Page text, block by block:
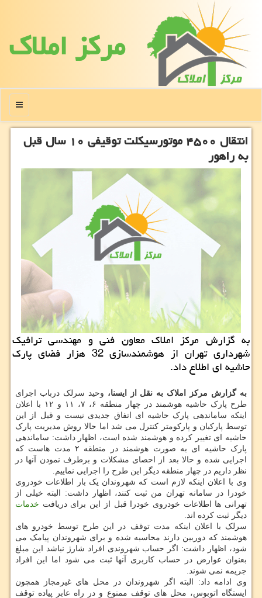
مركز املاك
منو
انتقال ۴۵۰۰ موتورسیكلت توقیفی ۱۰ سال قبل
به راهور
به گزارش مركز املاك معاون فنی و مهندسی ترافیك
شهرداری تهران از هوشمندسازی 32 هزار فضای پارك
حاشیه ای اطلاع داد.
به گزارش مرکز املاک به نقل از ایسنا، وحید سرلک درباب اجرای
طرح پارک حاشیه هوشمند در چهار منطقه ۶، ۷، ۱۱ و ۱۲ با اعلان
اینکه ساماندهی پارک حاشیه ای اتفاق جدیدی نیست و قبل از این
توسط پارکبان و پارکومتر کنترل می شد اما حالا روش مدیریت پارک
حاشیه ای تغییر کرده و هوشمند شده است، اظهار داشت: ساماندهی
پارک حاشیه ای به صورت هوشمند در منطقه ۲ مدت هاست که
اجرایی شده و حالا بعد از احصای مشکلات و برطرف نمودن آنها در
نظر داریم در چهار منطقه دیگر این طرح را اجرایی نماییم.
وی با اعلان اینکه لازم است که شهروندان یک بار اطلاعات خودروی
خودرا در سامانه تهران من ثبت کنند، اظهار داشت: البته خیلی از
تهرانی ها اطلاعات خودروی خودرا قبل از این برای دریافت خدمات
دیگر ثبت کرده اند.
سرلک با اعلان اینکه مدت توقف در این طرح توسط خودرو های
هوشمند که دوربین دارند محاسبه شده و برای شهروندان پیامک می
شود، اظهار داشت: اگر حساب شهروندی افراد شارژ نباشد این مبلغ
بعنوان عوارض در حساب کاربری آنها ثبت می شود اما این افراد
جریمه نمی شوند.
وی ادامه داد: البته اگر شهروندان در محل های غیرمجاز همچون
ایستگاه اتوبوس، محل های توقف ممنوع و در راه عابر پیاده توقف